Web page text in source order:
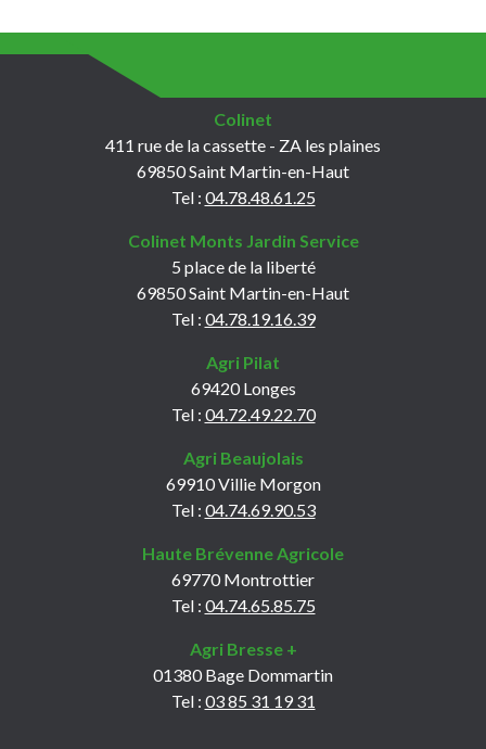
Colinet
411 rue de la cassette - ZA les plaines
69850 Saint Martin-en-Haut
Tel : 04.78.48.61.25
Colinet Monts Jardin Service
5 place de la liberté
69850 Saint Martin-en-Haut
Tel : 04.78.19.16.39
Agri Pilat
69420 Longes
Tel : 04.72.49.22.70
Agri Beaujolais
69910 Villie Morgon
Tel : 04.74.69.90.53
Haute Brévenne Agricole
69770 Montrottier
Tel : 04.74.65.85.75
Agri Bresse +
01380 Bage Dommartin
Tel : 03 85 31 19 31